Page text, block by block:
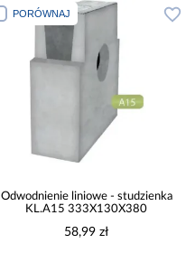
PORÓWNAJ
Odwodnienie liniowe - studzienka
KL.A15 333X130X380
58,99 zł